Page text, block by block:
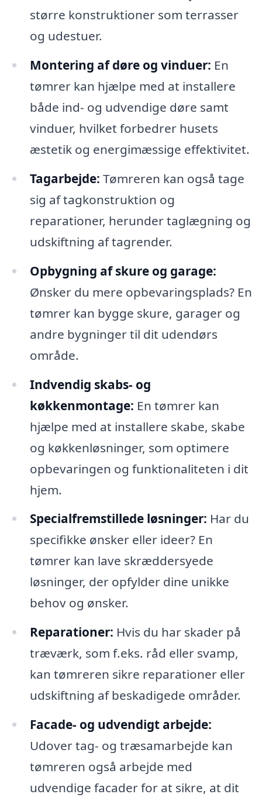
større konstruktioner som terrasser
og udestuer.
Montering af døre og vinduer: En
tømrer kan hjælpe med at installere
både ind- og udvendige døre samt
vinduer, hvilket forbedrer husets
æstetik og energimæssige effektivitet.
Tagarbejde: Tømreren kan også tage
sig af tagkonstruktion og
reparationer, herunder taglægning og
udskiftning af tagrender.
Opbygning af skure og garage:
Ønsker du mere opbevaringsplads? En
tømrer kan bygge skure, garager og
andre bygninger til dit udendørs
område.
Indvendig skabs- og
køkkenmontage: En tømrer kan
hjælpe med at installere skabe, skabe
og køkkenløsninger, som optimere
opbevaringen og funktionaliteten i dit
hjem.
Specialfremstillede løsninger: Har du
specifikke ønsker eller ideer? En
tømrer kan lave skræddersyede
løsninger, der opfylder dine unikke
behov og ønsker.
Reparationer: Hvis du har skader på
træværk, som f.eks. råd eller svamp,
kan tømreren sikre reparationer eller
udskiftning af beskadigede områder.
Facade- og udvendigt arbejde:
Udover tag- og træsamarbejde kan
tømreren også arbejde med
udvendige facader for at sikre, at dit